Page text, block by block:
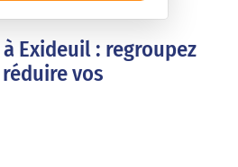
Exideuil : regroupez
vos